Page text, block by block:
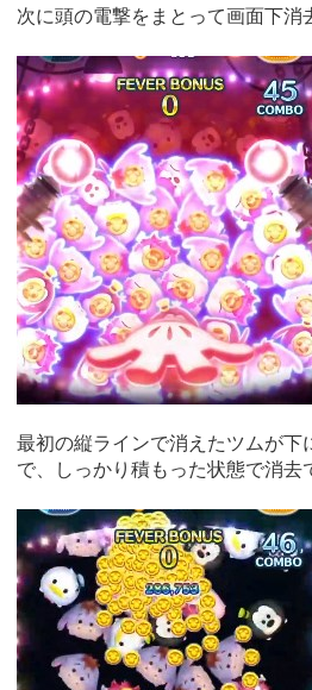
次に頭の電撃をまとって画面下消
最初の縦ラインで消えたツムが下
で、しっかり積もった状態で消去